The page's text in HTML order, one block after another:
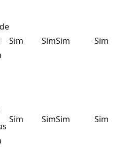
Sim SimSim Sim
Sim SimSim Sim